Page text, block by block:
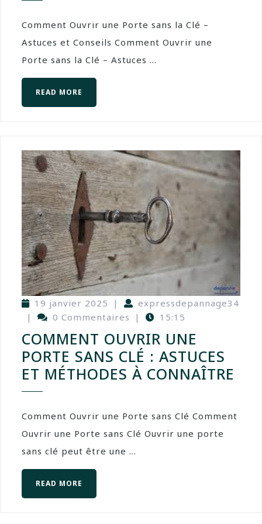
Comment Ouvrir une Porte sans la Clé –
Astuces et Conseils Comment Ouvrir une
Porte sans la Clé – Astuces ...
READ MORE
19 janvier 2025 |
expressdepannage34
|
0 Commentaires | 15:15
COMMENT OUVRIR UNE
PORTE SANS CLÉ : ASTUCES
ET MÉTHODES À CONNAÎTRE
Comment Ouvrir une Porte sans Clé Comment
Ouvrir une Porte sans Clé Ouvrir une porte
sans clé peut être une ...
READ MORE